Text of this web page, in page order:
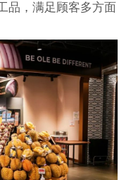
品，满足顾客多方面